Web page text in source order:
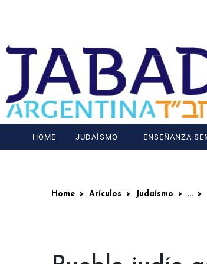
HOME JUDAÍSMO ENSEÑANZA
Home Arículos Judaísmo ...